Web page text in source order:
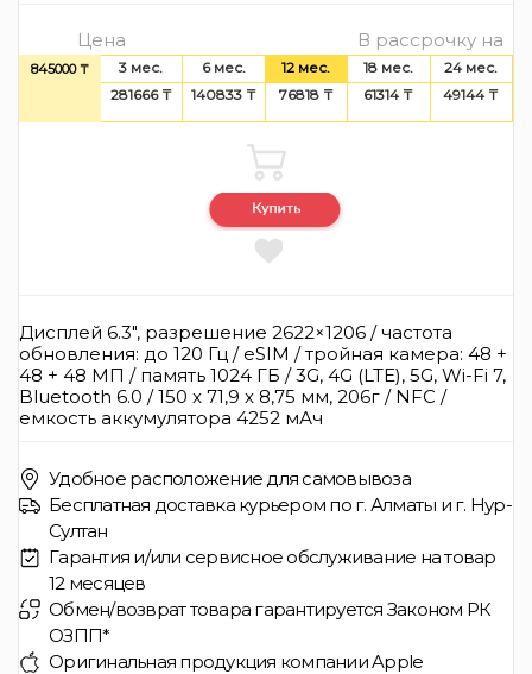
Цена В рассрочку на
845000 ₸ 3 мес. 6 мес. 12 мес. 18 мес.
24 мес.
281666 ₸
140833 ₸ 76818 ₸ 61314 ₸ 49144 ₸
Дисплей 6.3", разрешение 2622×1206 / частота
обновления: до 120 Гц / eSIM / тройная камера: 48 +
48 + 48 МП / память 1024 ГБ / 3G, 4G (LTE), 5G, Wi-Fi 7,
Bluetooth 6.0 / 150 x 71,9 x 8,75 мм, 206г / NFC /
емкость аккумулятора 4252 мАч
Удобное расположение для самовывоза
Бесплатная доставка курьером по г. Алматы и г. Нур-
Султан
Гарантия и/или сервисное обслуживание на товар
12 месяцев
Обмен/возврат товара гарантируется Законом РК
ОЗПП*
Оригинальная продукция компании Apple